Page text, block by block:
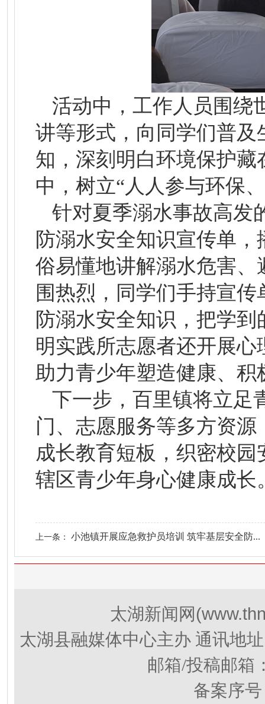
活动中，工作人员围绕
讲等形式，向同学们普
知，深刻明白环境保护
中，树立“人人参与环保
针对夏季溺水事故高发
防溺水安全知识宣传单
俗易懂地讲解溺水危害
围热烈，同学们手持宣
防溺水安全知识，把学
明实践所志愿者还开展
助力青少年塑造健康、积
下一步，百里镇将立足
门、志愿服务等多方资
成长教育短板，织密校
辖区青少年身心健康成
上一条： 小池镇开展应急救护员培训 筑牢基层安全防...
太湖新闻网
太湖县融媒体中心主办 通讯地
邮箱/投稿邮箱
备案序